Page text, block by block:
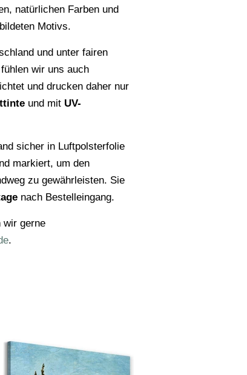
natürlichen Farben und
Motivs.
und unter fairen
wir uns auch
und drucken daher nur
und mit UV-
sicher in Luftpolsterfolie
markiert, um den
zu gewährleisten. Sie
nach Bestelleingang.
wir gerne
.